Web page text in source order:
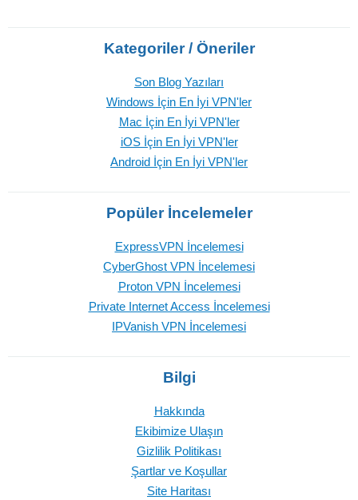
Kategoriler / Öneriler
Son Blog Yazıları
Windows İçin En İyi VPN'ler
Mac İçin En İyi VPN'ler
iOS İçin En İyi VPN'ler
Android İçin En İyi VPN'ler
Popüler İncelemeler
ExpressVPN İncelemesi
CyberGhost VPN İncelemesi
Proton VPN İncelemesi
Private Internet Access İncelemesi
IPVanish VPN İncelemesi
Bilgi
Hakkında
Ekibimize Ulaşın
Gizlilik Politikası
Şartlar ve Koşullar
Site Haritası